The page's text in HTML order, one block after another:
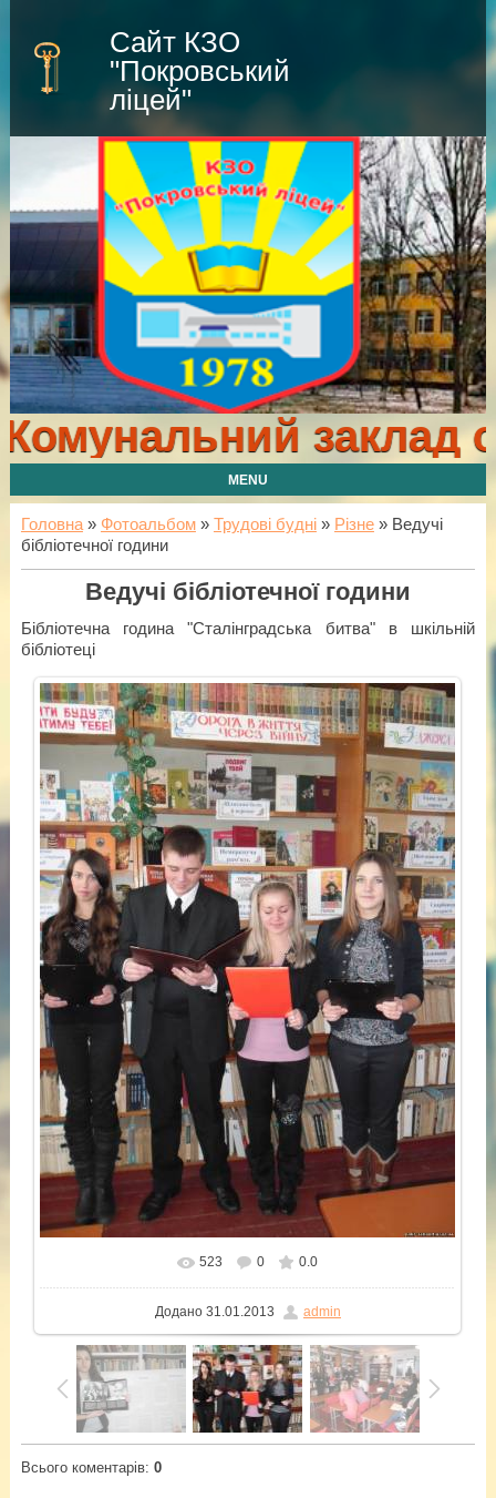
Сайт КЗО
"Покровський
ліцей"
заклад
MENU
Головна» Фотоальбом» Трудові будні» Різне» Ведучі
бібліотечної години
Ведучі бібліотечної години
Бібліотечна година "Сталінградська битва" в шкільній
бібліотеці
У реальному розмірі 1200x1600
523 0 0.0
Додано31.01.2013 admin
Всього коментарів: 0